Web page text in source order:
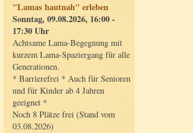
"Lamas hautnah" erleben
Sonntag, 09.08.2026, 16:00 -
17:30 Uhr
Achtsame Lama-Begegnung mit
kurzem Lama-Spaziergang für alle
Generationen.
* Barrierefrei * Auch für Senioren
und für Kinder ab 4 Jahren
geeignet *
Noch 8 Plätze frei (Stand vom
03.08.2026)